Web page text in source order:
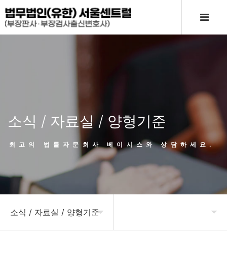
소식 / 자료실 / 양형기준
최고의 법률자문회사 베이시스와 상담하세요.
소식 / 자료실 / 양형기준